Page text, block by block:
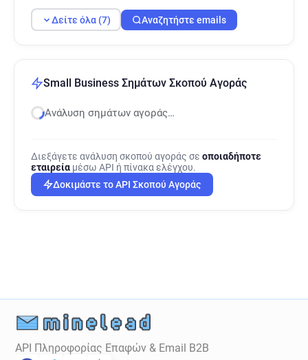
i*******@smallbusiness.co.uk
i**********@smallbusiness.co.uk
Δείτε όλα (7) Αναζητήστε emails
Small Business Σημάτων Σκοπού Αγοράς
Ανάλυση σημάτων αγοράς…
Διεξάγετε ανάλυση σκοπού αγοράς σε οποιαδήποτε
εταιρεία μέσω API ή πίνακα ελέγχου.
Δοκιμάστε το API Σκοπού Αγοράς
API Πληροφορίας Επαφών & Email B2B